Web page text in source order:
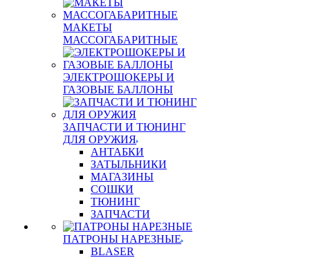
МАКЕТЫ
МАССОГАБАРИТНЫЕ
ЭЛЕКТРОШОКЕРЫ И
ГАЗОВЫЕ БАЛЛОНЫ
ЗАПЧАСТИ И ТЮНИНГ
ДЛЯ ОРУЖИЯ
АНТАБКИ
ЗАТЫЛЬНИКИ
МАГАЗИНЫ
СОШКИ
ТЮНИНГ
ЗАПЧАСТИ
ПАТРОНЫ НАРЕЗНЫЕ
BLASER